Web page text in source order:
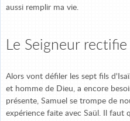
aussi remplir ma vie.
Le Seigneur
Alors vont défiler les sept fils
et homme de Dieu, a encore
présente, Samuel se trompe de
expérience faite avec Saül. Il faut